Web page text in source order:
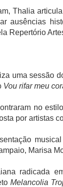
Thalia
ausências
Repertório
uma sessão
Vou rifar meu
no
por artistas
Marisa
radicada
Melancolia